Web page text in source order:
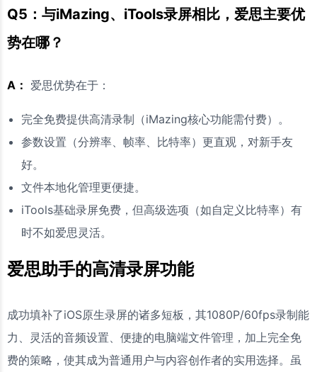
Q5：与iMazing、iTools录屏相比，爱思主要优
势在哪？
A： 爱思优势在于：
完全免费提供高清录制（iMazing核心功能需付费）。
参数设置（分辨率、帧率、比特率）更直观，对新手友
好。
文件本地化管理更便捷。
iTools基础录屏免费，但高级选项（如自定义比特率）有
时不如爱思灵活。
爱思助手的高清录屏功能
成功填补了iOS原生录屏的诸多短板，其1080P/60fps录制能
力、灵活的音频设置、便捷的电脑端文件管理，加上完全免
费的策略，使其成为普通用户与内容创作者的实用选择。虽